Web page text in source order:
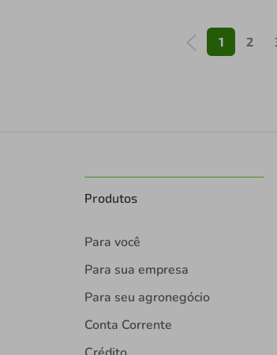
1 2
Produtos
Para você
Para sua empresa
Para seu agronegócio
Conta Corrente